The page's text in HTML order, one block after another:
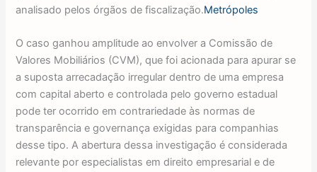
analisado pelos órgãos de fiscalização.Metrópoles
O caso ganhou amplitude ao envolver a Comissão de
Valores Mobiliários (CVM), que foi acionada para apurar se
a suposta arrecadação irregular dentro de uma empresa
com capital aberto e controlada pelo governo estadual
pode ter ocorrido em contrariedade às normas de
transparência e governança exigidas para companhias
desse tipo. A abertura dessa investigação é considerada
relevante por especialistas em direito empresarial e de